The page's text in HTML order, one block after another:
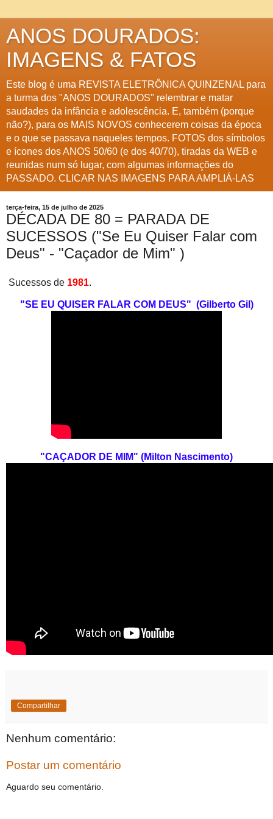
ANOS DOURADOS:
IMAGENS & FATOS
Este blog é uma REVISTA ELETRÔNICA QUINZENAL para
a turma dos "ANOS DOURADOS" relembrar e matar
saudades da infância e adolescência. E, também (porque
não?), para os MAIS NOVOS conhecerem coisas da época
e o que se passava naqueles tempos. FOTOS dos símbolos
e ícones dos ANOS 50/60 (e dos 40/70), tiradas da WEB e
reunidas num só lugar, com algumas informações do
PASSADO. CLICAR NAS IMAGENS PARA AMPLIÁ-LAS
terça-feira, 15 de julho de 2025
DÉCADA DE 80 = PARADA DE
SUCESSOS ("Se Eu Quiser Falar com
Deus" - "Caçador de Mim" )
Sucessos de 1981.
"SE EU QUISER FALAR COM DEUS" (Gilberto Gil)
"CAÇADOR DE MIM" (Milton Nascimento)
Compartilhar
Nenhum comentário:
Postar um comentário
Aguardo seu comentário.